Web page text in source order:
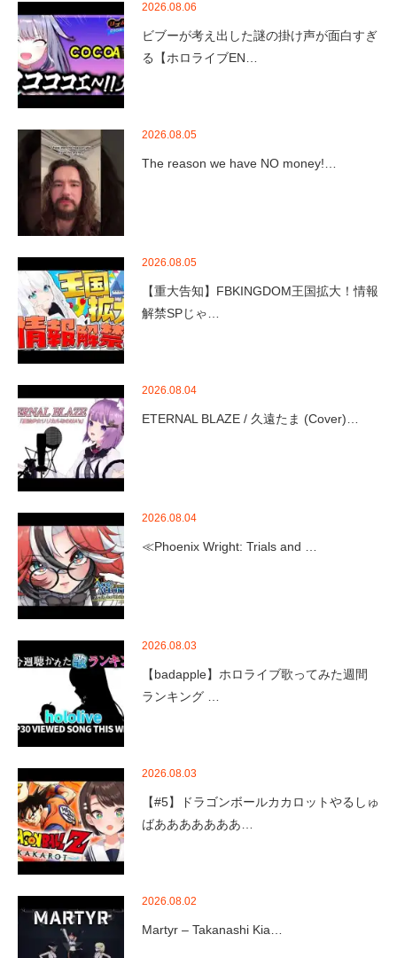
2026.08.06
ビブーが考え出した謎の掛け声が面白すぎ
る【ホロライブEN…
2026.08.05
The reason we have NO money!…
2026.08.05
【重大告知】FBKINGDOM王国拡大！情報
解禁SPじゃ…
2026.08.04
ETERNAL BLAZE / 久遠たま (Cover)…
2026.08.04
≪Phoenix Wright: Trials and …
2026.08.03
【badapple】ホロライブ歌ってみた週間
ランキング …
2026.08.03
【#5】ドラゴンボールカカロットやるしゅ
ばあああああああ…
2026.08.02
Martyr – Takanashi Kia…